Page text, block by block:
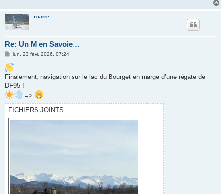
ncarre
Re: Un M en Savoie…
M
s
s
a
g
e
lun. 23 févr. 2026, 07:24
Finalement, navigation sur le lac du Bourget en marge d’une régate de
DF95 !
=>
FICHIERS JOINTS